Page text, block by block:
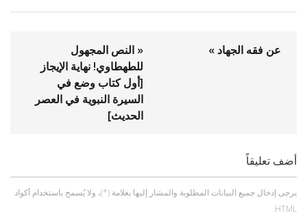
« النص المجهول
للطهطاوي! نهاية الإيجاز
[أول كتاب وضع في
السيرة النبوية في العصر
الحديث]
عن فقه الجهاد »
أضف تعليقاً
يرجى إدخال جميع البيانات المطلوبة والمشار إليها بعلامة (*)، ولا يُسمح باستخدام أكواد
HTML.